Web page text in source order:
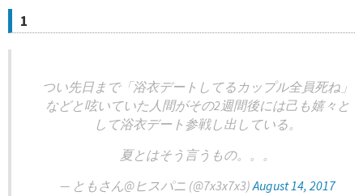
1
つい先日まで「浴衣デートしてるカップル全員死ね」
などと呟いていた人間がその2週間後には己も嬉々と
して浴衣デート参戦し出している。
夏とはそう言うもの。。。
— ともさん@ヒスパニ (@7x3x7x3)August 14, 2017